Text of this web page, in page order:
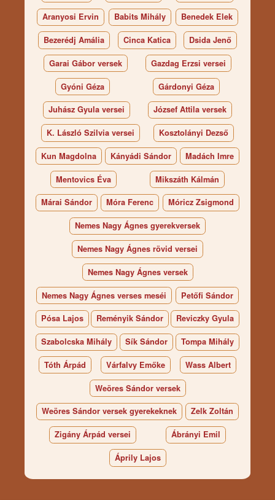
Aranyosi Ervin Babits Mihály Benedek Elek
Bezerédj Amália Cinca Katica Dsida Jenő
Garai Gábor versek Gazdag Erzsi versei
Gyóni Géza Gárdonyi Géza
Juhász Gyula versei József Attila versek
K. László Szilvia versei Kosztolányi Dezső
Kun Magdolna Kányádi Sándor Madách Imre
Mentovics Éva Mikszáth Kálmán
Márai Sándor Móra Ferenc Móricz Zsigmond
Nemes Nagy Ágnes gyerekversek
Nemes Nagy Ágnes rövid versei
Nemes Nagy Ágnes versek
Nemes Nagy Ágnes verses meséi Petőfi Sándor
Pósa Lajos Reményik Sándor Reviczky Gyula
Szabolcska Mihály Sík Sándor Tompa Mihály
Tóth Árpád Várfalvy Emőke Wass Albert
Weöres Sándor versek
Weöres Sándor versek gyerekeknek Zelk Zoltán
Zigány Árpád versei Ábrányi Emil
Áprily Lajos